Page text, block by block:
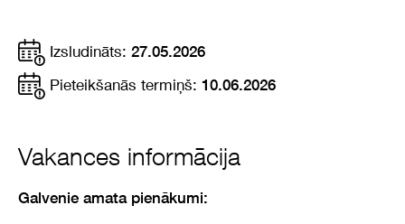
Izsludināts: 27.05.2026
Pieteikšanās termiņš: 10.06.2026
Vakances informācija
Galvenie amata pienākumi: